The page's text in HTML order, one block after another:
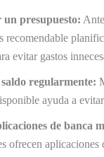
un presupuesto:
recomendable
evitar gastos
regularmente:
ayuda a
de banca
ofrecen aplicaciones